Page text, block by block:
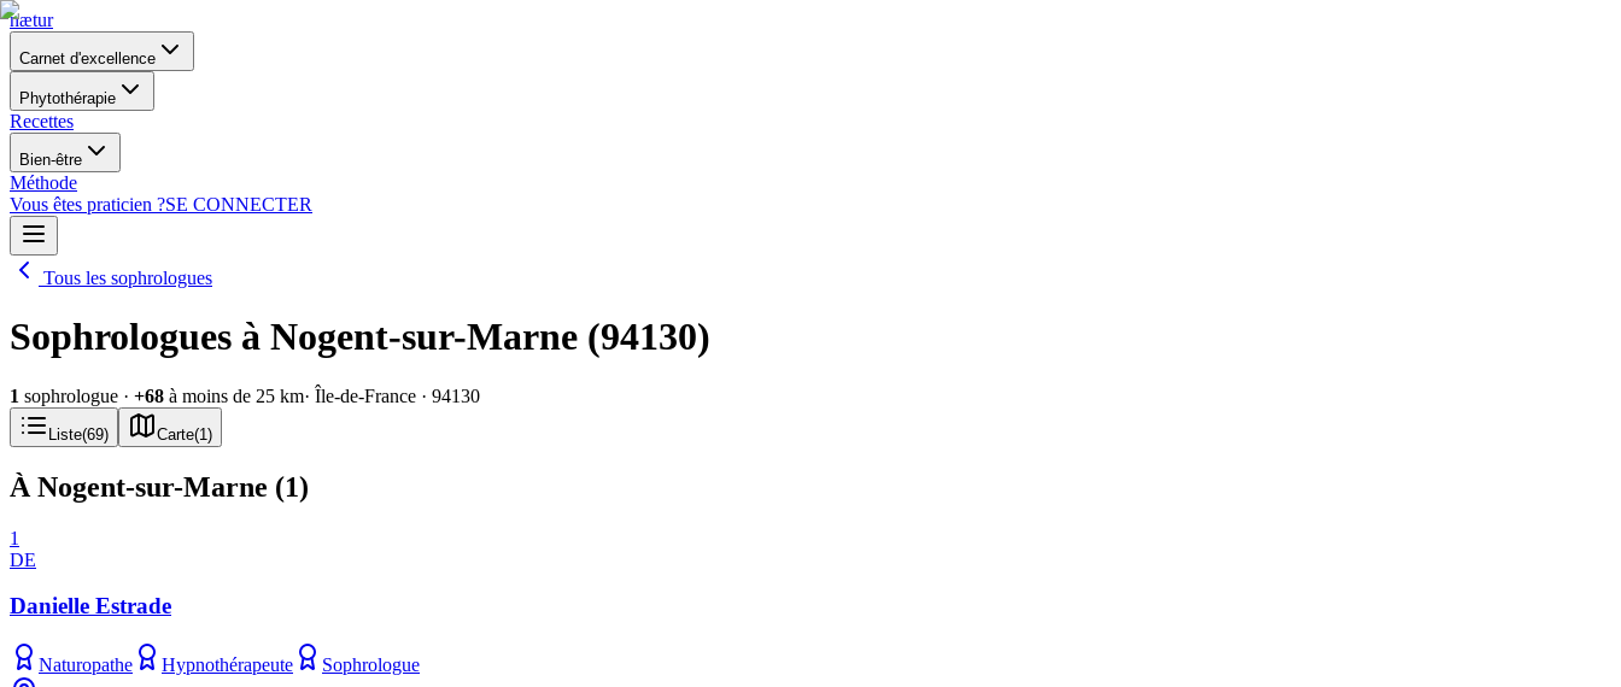
nætur
Carnet d'excellence
Phytothérapie
Recettes
Bien-être
Méthode
Vous êtes praticien ?SE CONNECTER
Tous les sophrologues
Sophrologues à Nogent-sur-Marne (94130)
1 sophrologue · +68 à moins de 25 km· Île-de-France · 94130
Liste(69) Carte(1 )
À Nogent-sur-Marne (1)
1
DE
Danielle Estrade
Naturopathe Hypnothérapeute
Sophrologue